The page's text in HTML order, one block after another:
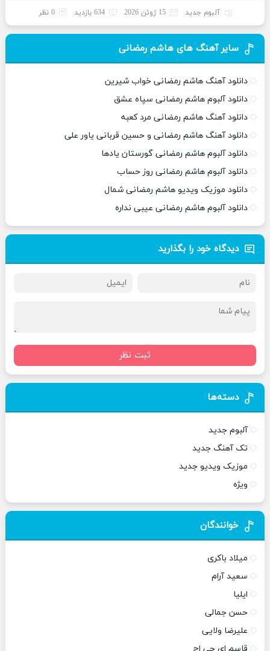
آلبوم جدید 15 ژوئن 2026 634 بازدید 0 نظر
سایر آهنگ های هاشم رمضانی
دانلود آهنگ هاشم رمضانی خواب شیرین
دانلود آلبوم هاشم رمضانی سپاه عشق
دانلود آهنگ هاشم رمضانی مرد کعبه
دانلود آهنگ هاشم رمضانی و حسین قربانی یاور علی
دانلود آلبوم هاشم رمضانی گورستان یادها
دانلود آلبوم هاشم رمضانی روز حساب
دانلود موزیک ویدیو هاشم رمضانی شمال
دانلود آلبوم هاشم رمضانی عیبی نداره
دیدگاه خود را بگذارید
ثبت نظر
دسته‌ها
آلبوم جدید
تک آهنگ جدید
موزیک ویدیو جدید
ویژه
خوانندگان
میلاد باکری
سعید آرام
ایلیا
حسن جمالی
علیرضا ولایی
قاسم ای جی اچ